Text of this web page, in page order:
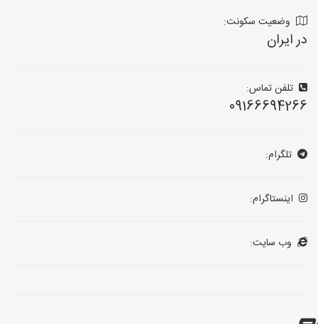
وضعیت سکونت:
در ایران
تلفن تماس:
09166694266
تلگرام:
اینستاگرام:
وب سایت: